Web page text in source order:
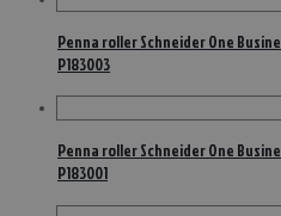
Penna roller Schneider One
P183003
Penna roller Schneider One
P183001